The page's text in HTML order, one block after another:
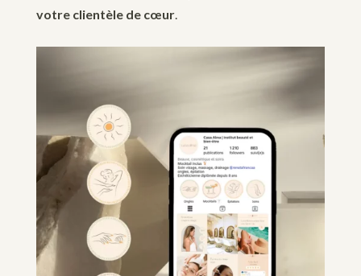
votre clientèle de cœur.